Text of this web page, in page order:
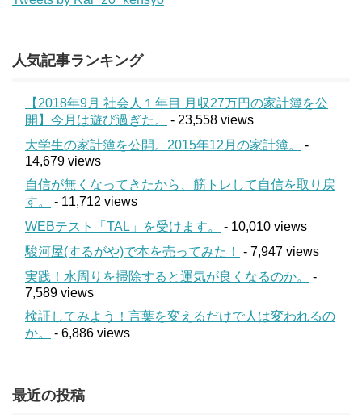
人気記事ランキング
【2018年9月 社会人１年目 月収27万円の家計簿を公
開】今月は遊び過ぎた。
- 23,558 views
大学生の家計簿を公開。2015年12月の家計簿。
-
14,679 views
自信が無くなってきたから、筋トレして自信を取り戻
す。
- 11,712 views
WEBテスト「TAL」を受けます。
- 10,010 views
駿河屋(するがや)で本を売ってみた！
- 7,947 views
実践！水周りを掃除すると運気が良くなるのか。
-
7,589 views
検証してみよう！言葉を変えるだけで人は変われるの
か。
- 6,886 views
最近の投稿